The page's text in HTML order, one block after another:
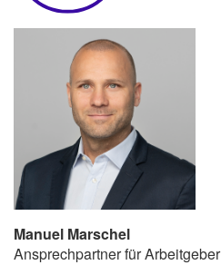
Manuel Marschel
Ansprechpartner für Arbeitgeber